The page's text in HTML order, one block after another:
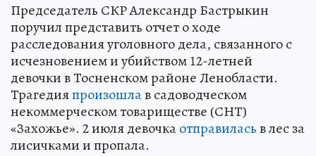
Председатель СКР Александр Бастрыкин
поручил представить отчет о ходе
расследования уголовного дела, связанного с
исчезновением и убийством 12-летней
девочки в Тосненском районе Ленобласти.
Трагедияпроизошлав садоводческом
некоммерческом товариществе (СНТ)
«Захожье». 2 июля девочкаотправиласьв лес за
лисичками и пропала.